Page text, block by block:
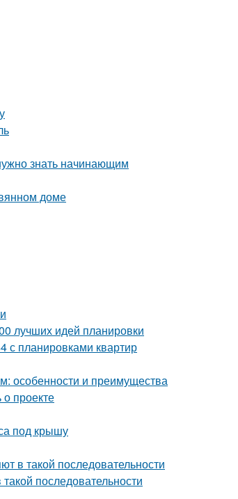
знать начинающим
доме
лучших идей планировки
с планировками квартир
особенности и преимущества
проекте
под крышу
в такой последовательности
последовательности